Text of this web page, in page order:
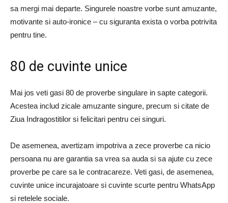
sa mergi mai departe. Singurele noastre vorbe sunt amuzante,
motivante si auto-ironice – cu siguranta exista o vorba potrivita
pentru tine.
80 de cuvinte unice
Mai jos veti gasi 80 de proverbe singulare in sapte categorii.
Acestea includ zicale amuzante singure, precum si citate de
Ziua Indragostitilor si felicitari pentru cei singuri.
De asemenea, avertizam impotriva a zece proverbe ca nicio
persoana nu are garantia sa vrea sa auda si sa ajute cu zece
proverbe pe care sa le contracareze. Veti gasi, de asemenea,
cuvinte unice incurajatoare si cuvinte scurte pentru WhatsApp
si retelele sociale.